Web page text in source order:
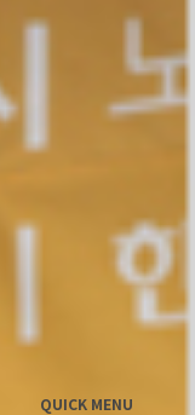
QUICK MENU